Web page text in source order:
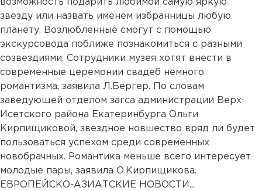
возможность подарить любимой самую яркую
звезду или назвать именем избранницы любую
планету. Возлюбленные смогут с помощью
экскурсовода поближе познакомиться с разными
созвездиями. Сотрудники музея хотят внести в
современные церемонии свадеб немного
романтизма, заявила Л.Бергер. По словам
заведующей отделом загса администрации Верх-
Исетского района Екатеринбурга Ольги
Кирпищиковой, звездное новшество вряд ли будет
пользоваться успехом среди современных
новобрачных. Романтика меньше всего интересует
молодые пары, заявила О.Кирпищикова.
ЕВРОПЕЙСКО-АЗИАТСКИЕ НОВОСТИ...